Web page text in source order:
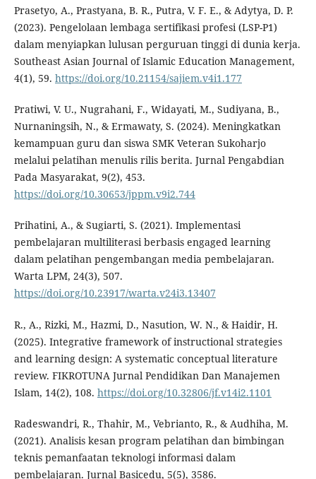
Prasetyo, A., Prastyana, B. R., Putra, V. F. E., & Adytya, D. P.
(2023). Pengelolaan lembaga sertifikasi profesi (LSP-P1)
dalam menyiapkan lulusan perguruan tinggi di dunia kerja.
Southeast Asian Journal of Islamic Education Management,
4(1), 59. https://doi.org/10.21154/sajiem.v4i1.177
Pratiwi, V. U., Nugrahani, F., Widayati, M., Sudiyana, B.,
Nurnaningsih, N., & Ermawaty, S. (2024). Meningkatkan
kemampuan guru dan siswa SMK Veteran Sukoharjo
melalui pelatihan menulis rilis berita. Jurnal Pengabdian
Pada Masyarakat, 9(2), 453.
https://doi.org/10.30653/jppm.v9i2.744
Prihatini, A., & Sugiarti, S. (2021). Implementasi
pembelajaran multiliterasi berbasis engaged learning
dalam pelatihan pengembangan media pembelajaran.
Warta LPM, 24(3), 507.
https://doi.org/10.23917/warta.v24i3.13407
R., A., Rizki, M., Hazmi, D., Nasution, W. N., & Haidir, H.
(2025). Integrative framework of instructional strategies
and learning design: A systematic conceptual literature
review. FIKROTUNA Jurnal Pendidikan Dan Manajemen
Islam, 14(2), 108. https://doi.org/10.32806/jf.v14i2.1101
Radeswandri, R., Thahir, M., Vebrianto, R., & Audhiha, M.
(2021). Analisis kesan program pelatihan dan bimbingan
teknis pemanfaatan teknologi informasi dalam
pembelajaran. Jurnal Basicedu, 5(5), 3586.